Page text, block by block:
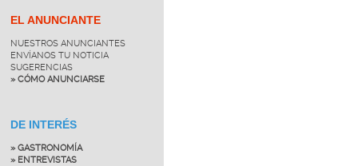
EL ANUNCIANTE
NUESTROS ANUNCIANTES
ENVÍANOS TU NOTICIA
SUGERENCIAS
» CÓMO ANUNCIARSE
DE INTERÉS
» GASTRONOMÍA
» ENTREVISTAS